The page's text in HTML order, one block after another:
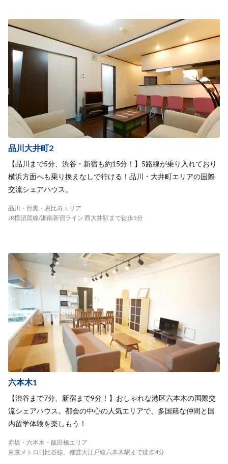
品川大井町2
【品川まで5分、渋谷・新宿も約15分！】5路線が乗り入れており
横浜方面へも乗り換えなしで行ける！品川・大井町エリアの国際
交流シェアハウス。
品川・目黒・恵比寿エリア
JR横須賀線/湘南新宿ライン 西大井駅まで徒歩5分
六本木1
【渋谷まで7分、新宿まで9分！】おしゃれな港区六本木の国際交
流シェアハウス。都会の中心の人気エリアで、多国籍な仲間と国
内留学体験を楽しもう！
赤坂・六本木・飯田橋エリア
東京メトロ日比谷線、都営大江戸線六本木駅まで徒歩4分